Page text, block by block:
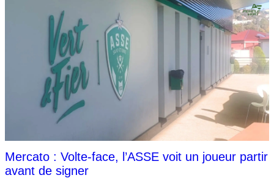
Mercato : Volte-face, l’ASSE voit un joueur partir
avant de signer